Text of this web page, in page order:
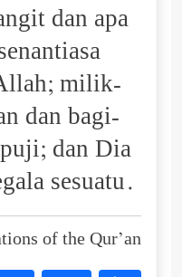
dan apa
milik-
dan bagi-
dan Dia
sesuatu.
of the Qur’an: